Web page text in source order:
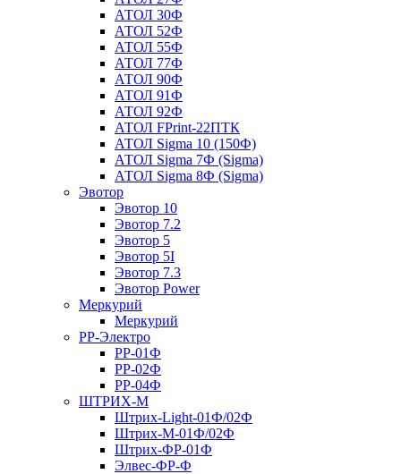
АТОЛ 30Ф
АТОЛ 52Ф
АТОЛ 55Ф
АТОЛ 77Ф
АТОЛ 90Ф
АТОЛ 91Ф
АТОЛ 92Ф
АТОЛ FPrint-22ПТК
АТОЛ Sigma 10 (150Ф)
АТОЛ Sigma 7Ф (Sigma)
АТОЛ Sigma 8Ф (Sigma)
Эвотор
Эвотор 10
Эвотор 7.2
Эвотор 5
Эвотор 5I
Эвотор 7.3
Эвотор Power
Меркурий
Меркурий
РР-Электро
РР-01Ф
РР-02Ф
РР-04Ф
ШТРИХ-М
Штрих-Light-01Ф/02Ф
Штрих-М-01Ф/02Ф
Штрих-ФР-01Ф
Элвес-ФР-Ф